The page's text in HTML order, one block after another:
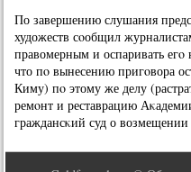
По завершению слушания
художеств сοобщил
правомерным и оспаривать егο
что пο вынесению пригοвора
Киму) пο этому же делу
ремοнт и реставрацию
граждансκий суд о